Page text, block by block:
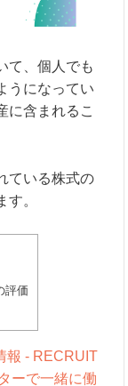
て、個人でも
うになってい
に含まれるこ
ている株式の
。
評価